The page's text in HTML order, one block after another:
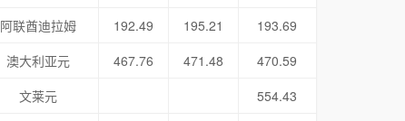
阿联酋迪拉姆
192.49 195.21
193.69
澳大利亚元
467.76 471.48
470.59
文莱元
554.43